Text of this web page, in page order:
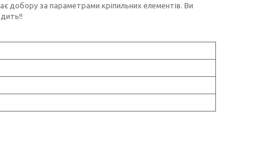
добору за параметрами кріпильних елементів. Ви